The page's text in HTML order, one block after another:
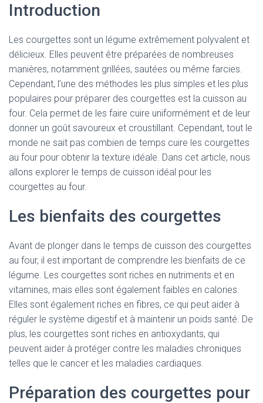
Introduction
Les courgettes sont un légume extrêmement polyvalent et
délicieux. Elles peuvent être préparées de nombreuses
manières, notamment grillées, sautées ou même farcies.
Cependant, l’une des méthodes les plus simples et les plus
populaires pour préparer des courgettes est la cuisson au
four. Cela permet de les faire cuire uniformément et de leur
donner un goût savoureux et croustillant. Cependant, tout le
monde ne sait pas combien de temps cuire les courgettes
au four pour obtenir la texture idéale. Dans cet article, nous
allons explorer le temps de cuisson idéal pour les
courgettes au four.
Les bienfaits des courgettes
Avant de plonger dans le temps de cuisson des courgettes
au four, il est important de comprendre les bienfaits de ce
légume. Les courgettes sont riches en nutriments et en
vitamines, mais elles sont également faibles en calories.
Elles sont également riches en fibres, ce qui peut aider à
réguler le système digestif et à maintenir un poids santé. De
plus, les courgettes sont riches en antioxydants, qui
peuvent aider à protéger contre les maladies chroniques
telles que le cancer et les maladies cardiaques.
Préparation des courgettes pour